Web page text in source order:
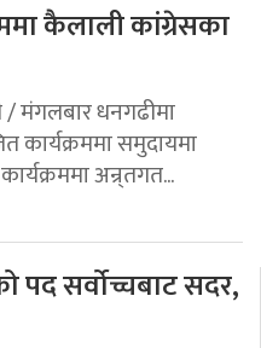
कैलाली कांग्रेसका
मंगलबार धनगढीमा
कार्यक्रममा समुदायमा
अन्र्तगत...
पद सर्वोच्चबाट सदर,